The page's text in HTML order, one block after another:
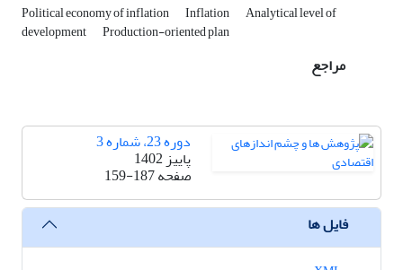
Political economy of inflation Inflation Analytical level of
development Production-oriented plan
مراجع
دوره 23، شماره 3
پاییز 1402
صفحه159-187
فایل ها